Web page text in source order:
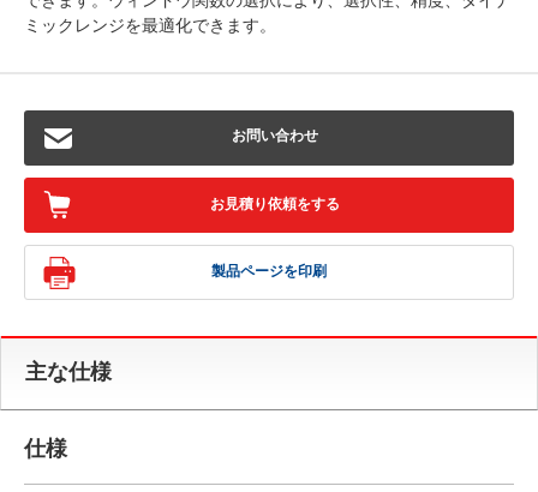
ミックレンジを最適化できます。
お問い合わせ
お見積り依頼をする
製品ページを印刷
主な仕様
仕様